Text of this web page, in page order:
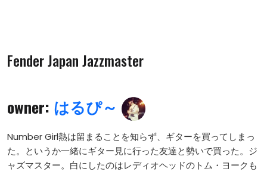
Fender Japan Jazzmaster
owner: はるぴ～
Number Girl熱は留まることを知らず、ギターを買ってしまっ
た。というか一緒にギター見に行った友達と勢いで買った。ジ
ャズマスター。白にしたのはレディオヘッドのトム・ヨークも